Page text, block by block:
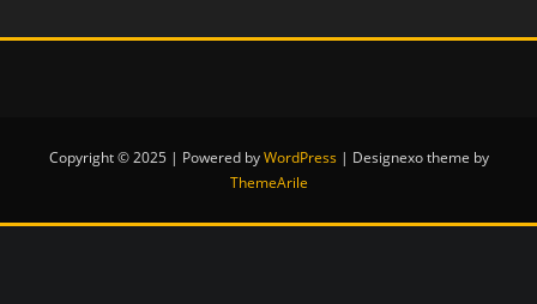
Copyright © 2025 | Powered byWordPress | Designexo theme by
ThemeArile